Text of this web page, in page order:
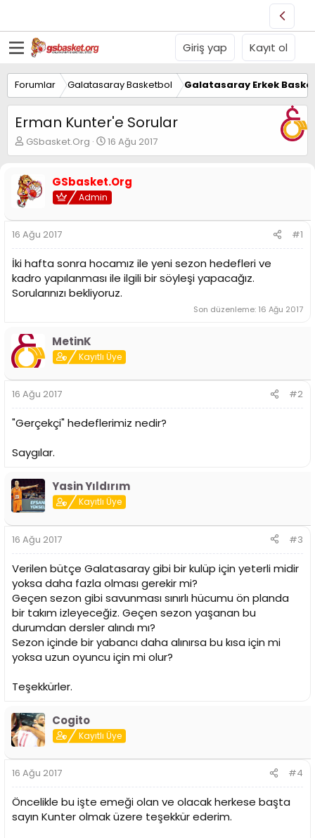
Giriş yap Kayıt ol
Forumlar Galatasaray Basketbol Galatasaray Erkek
Erman Kunter'e Sorular
K
o
u
y
u
B
a
ş
a
t
a
GSbasket.Org
B
a
l
a
n
g
a
r
i
16 Ağu 2017
GSbasket.Org
Admin
16 Ağu 2017 #1
İki hafta sonra hocamız ile yeni sezon hedefleri ve
kadro yapılanması ile ilgili bir söyleşi yapacağız.
Sorularınızı bekliyoruz.
Son düzenleme: 16 Ağu 2017
MetinK
Kayıtlı Üye
16 Ağu 2017 #2
"Gerçekçi" hedeflerimiz nedir?
Saygılar.
Yasin Yıldırım
Kayıtlı Üye
16 Ağu 2017 #3
Verilen bütçe Galatasaray gibi bir kulüp için yeterli midir
yoksa daha fazla olması gerekir mi?
Geçen sezon gibi savunması sınırlı hücumu ön planda
bir takım izleyeceğiz. Geçen sezon yaşanan bu
durumdan dersler alındı mı?
Sezon içinde bir yabancı daha alınırsa bu kısa için mi
yoksa uzun oyuncu için mi olur?
Teşekkürler.
Cogito
Kayıtlı Üye
16 Ağu 2017 #4
Öncelikle bu işte emeği olan ve olacak herkese başta
sayın Kunter olmak üzere teşekkür ederim.